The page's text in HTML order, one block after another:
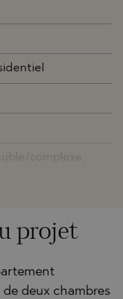
complexe:
projet
deux chambres